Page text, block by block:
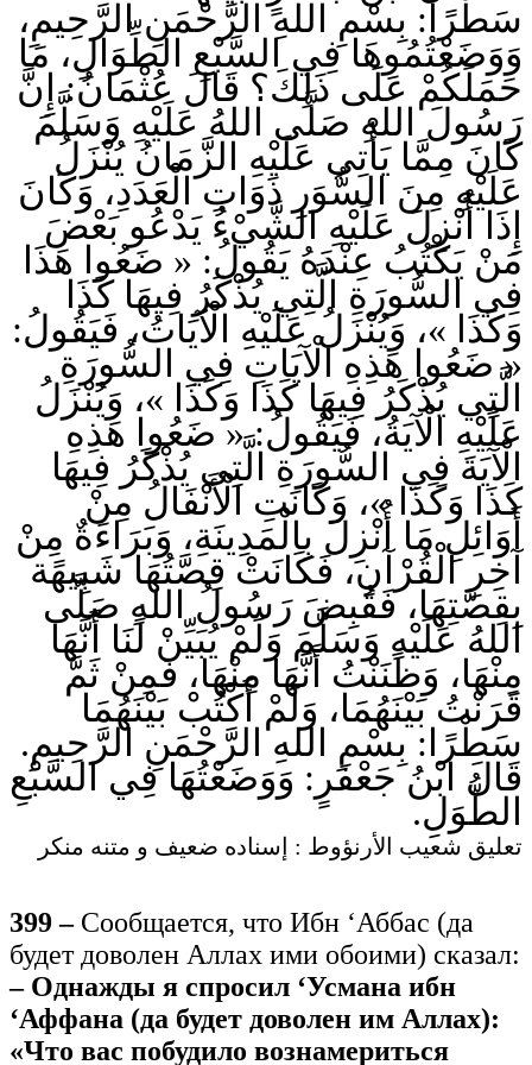
سَطْرًا: بِسْمِ اللهِ الرَّحْمَنِ الرَّحِيمِ،
وَوَضَعْتُمُوهَا فِي السَّبْعِ الطِّوَالِ، مَا
حَمَلَكُمْ عَلَى ذَلِكَ؟ قَالَ عُثْمَانُ: إِنَّ
رَسُولَ اللهِ صَلَّى اللهُ عَلَيْهِ وَسَلَّمَ
كَانَ مِمَّا يَأْتِي عَلَيْهِ الزَّمَانُ يُنْزَلُ
عَلَيْهِ مِنَ السُّوَرِ ذَوَاتِ الْعَدَدِ، وَكَانَ
إِذَا أُنْزِلَ عَلَيْهِ الشَّيْءُ يَدْعُو بَعْضَ
مَنْ يَكْتُبُ عِنْدَهُ يَقُولُ: « ضَعُوا هَذَا
فِي السُّورَةِ الَّتِي يُذْكَرُ فِيهَا كَذَا
وَكَذَا »، وَيُنْزَلُ عَلَيْهِ الْآيَاتُ، فَيَقُولُ:
« ضَعُوا هَذِهِ الْآيَاتِ فِي السُّورَةِ
الَّتِي يُذْكَرُ فِيهَا كَذَا وَكَذَا »، وَيُنْزَلُ
عَلَيْهِ الْآيَةُ، فَيَقُولُ: « ضَعُوا هَذِهِ
الْآيَةَ فِي السُّورَةِ الَّتِي يُذْكَرُ فِيهَا
كَذَا وَكَذَا »، وَكَانَتِ الْأَنْفَالُ مِنْ
أَوَائِلِ مَا أُنْزِلَ بِالْمَدِينَةِ، وَبَرَاءَةٌ مِنْ
آخِرِ الْقُرْآنِ، فَكَانَتْ قِصَّتُهَا شَبِيهًة
بِقِصَّتِهَا، فَقُبِضَ رَسُولُ اللهِ صَلَّى
اللهُ عَلَيْهِ وَسَلَّمَ وَلَمْ يُبَيِّنْ لَنَا أَنَّهَا
مِنْهَا، وَظَنَنْتُ أَنَّهَا مِنْهَا، فَمِنْ ثَمَّ
قَرَنْتُ بَيْنَهُمَا، وَلَمْ أَكْتُبْ بَيْنَهُمَا
سَطْرًا: بِسْمِ اللهِ الرَّحْمَنِ الرَّحِيمِ.
قَالَ ابْنُ جَعْفَرٍ: وَوَضَعْتُهَا فِي السَّبْعِ
الطُّوَلِ.
تعليق شعيب الأرنؤوط : إسناده ضعيف و متنه منكر
399 –Сообщается, что Ибн ‘Аббас (да
будет доволен Аллах ими обоими) сказал:
– Однажды я спросил ‘Усмана ибн
‘Аффана (да будет доволен им Аллах):
«Что вас побудило вознамериться